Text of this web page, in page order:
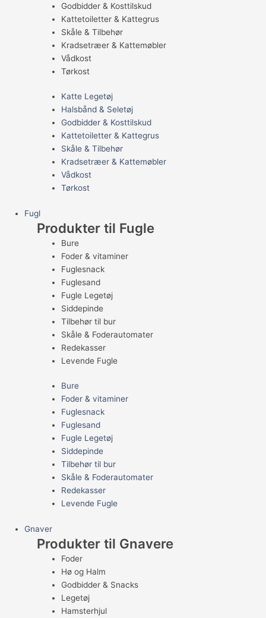
Godbidder & Kosttilskud
Kattetoiletter & Kattegrus
Skåle & Tilbehør
Kradsetræer & Kattemøbler
Vådkost
Tørkost
Katte Legetøj
Halsbånd & Seletøj
Godbidder & Kosttilskud
Kattetoiletter & Kattegrus
Skåle & Tilbehør
Kradsetræer & Kattemøbler
Vådkost
Tørkost
Fugl
Produkter til Fugle
Bure
Foder & vitaminer
Fuglesnack
Fuglesand
Fugle Legetøj
Siddepinde
Tilbehør til bur
Skåle & Foderautomater
Redekasser
Levende Fugle
Bure
Foder & vitaminer
Fuglesnack
Fuglesand
Fugle Legetøj
Siddepinde
Tilbehør til bur
Skåle & Foderautomater
Redekasser
Levende Fugle
Gnaver
Produkter til Gnavere
Foder
Hø og Halm
Godbidder & Snacks
Legetøj
Hamsterhjul